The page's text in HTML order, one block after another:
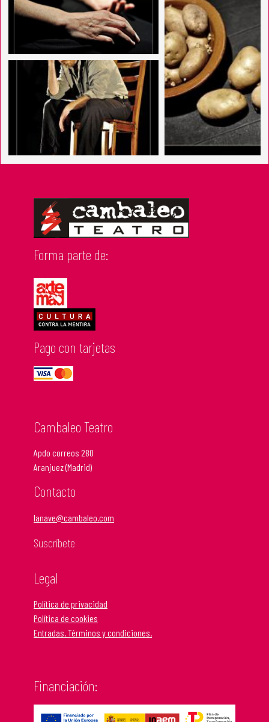
Forma parte de:
Pago con tarjetas
Cambaleo Teatro
Apdo correos 280
Aranjuez (Madrid)
Contacto
lanave@cambaleo.com
Suscríbete
Legal
Política de privacidad
Política de cookies
Entradas. Términos y condiciones.
Financiación: